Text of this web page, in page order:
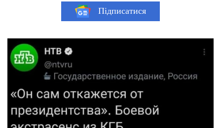
Підписатися